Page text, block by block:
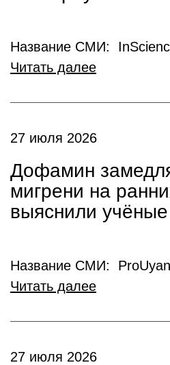
Название СМИ:
Читать далее
27 июля 2026
Дофамин
мигрени на
выяснили учёные
Название СМИ:
Читать далее
27 июля 2026